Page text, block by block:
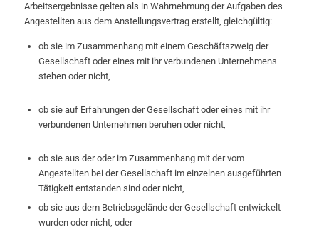
Arbeitsergebnisse gelten als in Wahrnehmung der Aufgaben des
Angestellten aus dem Anstellungsvertrag erstellt, gleichgültig:
ob sie im Zusammenhang mit einem Geschäftszweig der
Gesellschaft oder eines mit ihr verbundenen Unternehmens
stehen oder nicht,
ob sie auf Erfahrungen der Gesellschaft oder eines mit ihr
verbundenen Unternehmen beruhen oder nicht,
ob sie aus der oder im Zusammenhang mit der vom
Angestellten bei der Gesellschaft im einzelnen ausgeführten
Tätigkeit entstanden sind oder nicht,
ob sie aus dem Betriebsgelände der Gesellschaft entwickelt
wurden oder nicht, oder